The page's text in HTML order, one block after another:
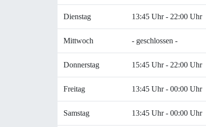
Dienstag 13:45 Uhr - 22:00 Uhr
Mittwoch - geschlossen -
Donnerstag 15:45 Uhr - 22:00 Uhr
Freitag 13:45 Uhr - 00:00 Uhr
Samstag 13:45 Uhr - 00:00 Uhr